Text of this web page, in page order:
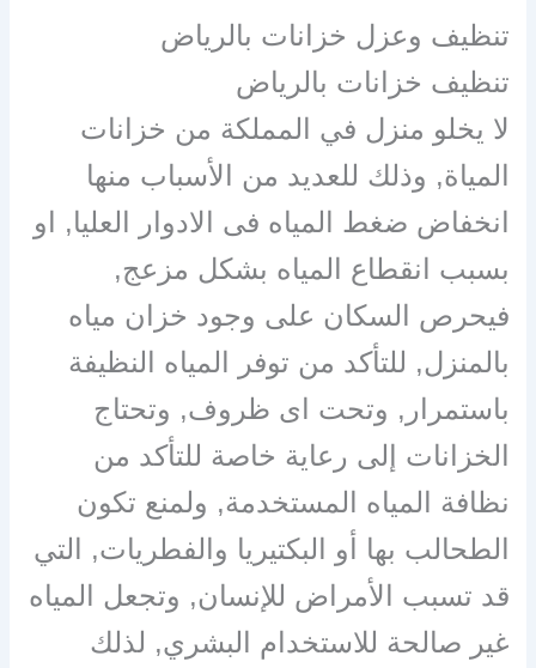
تنظيف وعزل خزانات بالرياض
تنظيف خزانات بالرياض
لا يخلو منزل في المملكة من خزانات
المياة, وذلك للعديد من الأسباب منها
انخفاض ضغط المياه فى الادوار العليا, او
بسبب انقطاع المياه بشكل مزعج,
فيحرص السكان على وجود خزان مياه
بالمنزل, للتأكد من توفر المياه النظيفة
باستمرار, وتحت اى ظروف, وتحتاج
الخزانات إلى رعاية خاصة للتأكد من
نظافة المياه المستخدمة, ولمنع تكون
الطحالب بها أو البكتيريا والفطريات, التي
قد تسبب الأمراض للإنسان, وتجعل المياه
غير صالحة للاستخدام البشري, لذلك